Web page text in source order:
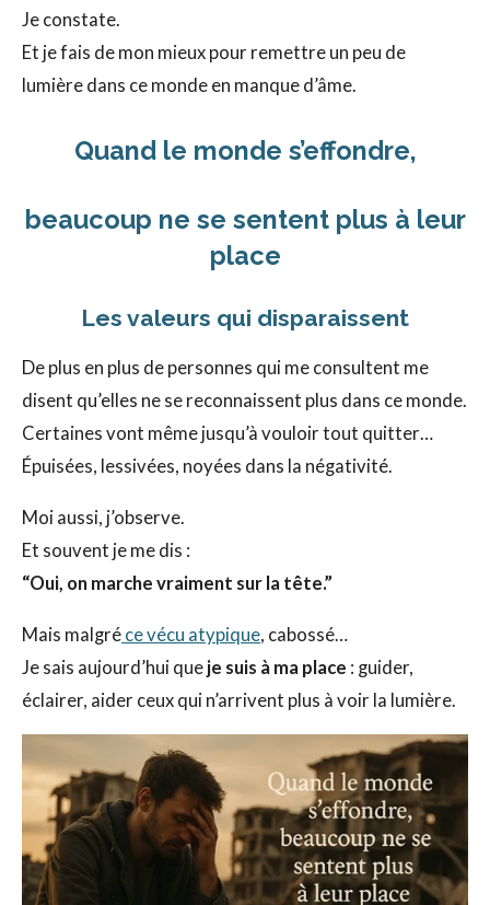
Je constate.
Et je fais de mon mieux pour remettre un peu de
lumière dans ce monde en manque d’âme.
Quand le monde s’effondre,
beaucoup ne se sentent plus à leur
place
Les valeurs qui disparaissent
De plus en plus de personnes qui me consultent me
disent qu’elles ne se reconnaissent plus dans ce monde.
Certaines vont même jusqu’à vouloir tout quitter…
Épuisées, lessivées, noyées dans la négativité.
Moi aussi, j’observe.
Et souvent je me dis :
“Oui, on marche vraiment sur la tête.”
Mais malgré ce vécu atypique, cabossé…
Je sais aujourd’hui que je suis à ma place : guider,
éclairer, aider ceux qui n’arrivent plus à voir la lumière.